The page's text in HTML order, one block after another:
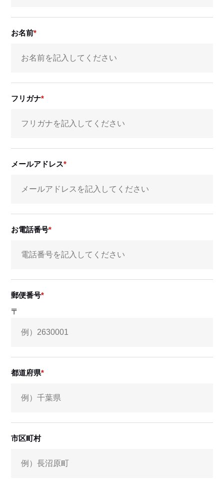
お名前
フリガナ
メールアドレス
お電話番号
郵便番号
〒
都道府県
市区町村